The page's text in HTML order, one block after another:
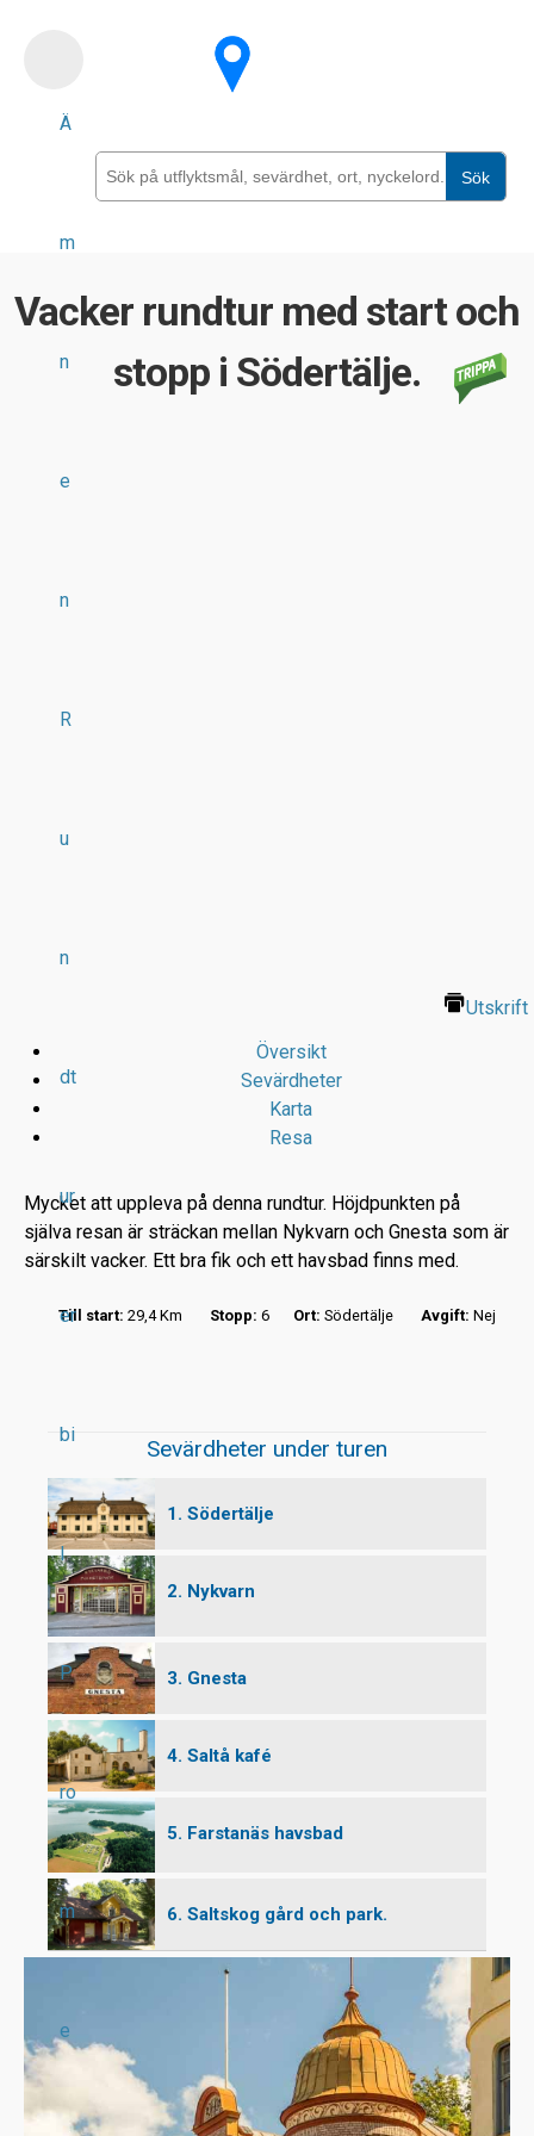
Ä
m
n
e
n
R
u
n
dt
ur
er
bi
l
P
ro
m
e
Sök
Vacker rundtur med start och
stopp i Södertälje.
Utskrift
Översikt
Sevärdheter
Karta
Resa
Mycket att uppleva på denna rundtur. Höjdpunkten på
själva resan är sträckan mellan Nykvarn och Gnesta som är
särskilt vacker. Ett bra fik och ett havsbad finns med.
Till start: 29,4 Km Stopp: 6 Ort: Södertälje Avgift: Nej
Sevärdheter under turen
1. Södertälje
2. Nykvarn
3. Gnesta
4. Saltå kafé
5. Farstanäs havsbad
6. Saltskog gård och park.